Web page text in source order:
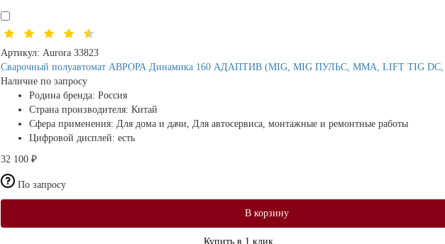
Артикул: Aurora 33823
Сварочный полуавтомат АВРОРА Динамика 160 АДАПТИВ (MIG, MIG ПУЛЬС, MMA, LIFT TIG DC,
Наличие по запросу
Родина бренда: Россия
Страна производителя: Китай
Сфера применения: Для дома и дачи, Для автосервиса, монтажные и ремонтные работы
Цифровой дисплей: есть
32 100 ₽
По запросу
В корзину
Купить в 1 клик